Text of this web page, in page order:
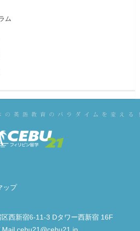
ム
ップ
西新宿6-11-3 Dタワー西新宿 16F